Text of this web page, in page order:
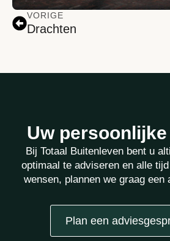
VORIGE
Drachten
Uw
Bij Totaal Buitenleven bent u
optimaal te adviseren en alle
wensen, plannen we graag een
Plan een